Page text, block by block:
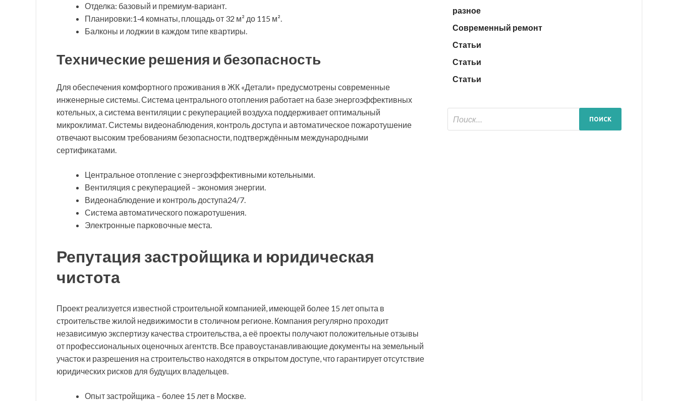
Отделка: базовый и премиум‑вариант.
Планировки:1‑4 комнаты, площадь от 32 м² до 115 м².
Балконы и лоджии в каждом типе квартиры.
Технические решения и безопасность
Для обеспечения комфортного проживания в ЖК «Детали» предусмотрены современные
инженерные системы. Система центрального отопления работает на базе энергоэффективных
котельных, а система вентиляции с рекуперацией воздуха поддерживает оптимальный
микроклимат. Системы видеонаблюдения, контроль доступа и автоматическое пожаротушение
отвечают высоким требованиям безопасности, подтверждённым международными
сертификатами.
Центральное отопление с энергоэффективными котельными.
Вентиляция с рекуперацией – экономия энергии.
Видеонаблюдение и контроль доступа24/7.
Система автоматического пожаротушения.
Электронные парковочные места.
Репутация застройщика и юридическая
чистота
Проект реализуется известной строительной компанией, имеющей более 15 лет опыта в
строительстве жилой недвижимости в столичном регионе. Компания регулярно проходит
независимую экспертизу качества строительства, а её проекты получают положительные отзывы
от профессиональных оценочных агентств. Все правоустанавливающие документы на земельный
участок и разрешения на строительство находятся в открытом доступе, что гарантирует отсутствие
юридических рисков для будущих владельцев.
Опыт застройщика – более 15 лет в Москве.
разное
Современный ремонт
Статьи
Статьи
Статьи